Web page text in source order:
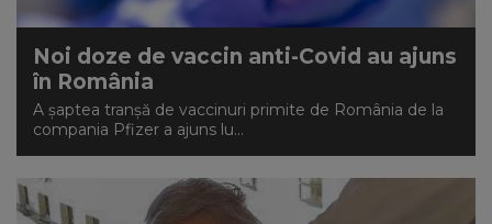
Noi doze de vaccin anti-Covid au ajuns
în România
A șaptea tranșă de vaccinuri primite de România de la
compania Pfizer a ajuns lu...